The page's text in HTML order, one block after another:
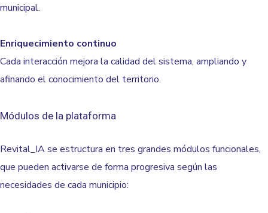
municipal.
Enriquecimiento continuo
Cada interacción mejora la calidad del sistema, ampliando y
afinando el conocimiento del territorio.
Módulos de la plataforma
Revital_IA se estructura en tres grandes módulos funcionales,
que pueden activarse de forma progresiva según las
necesidades de cada municipio: